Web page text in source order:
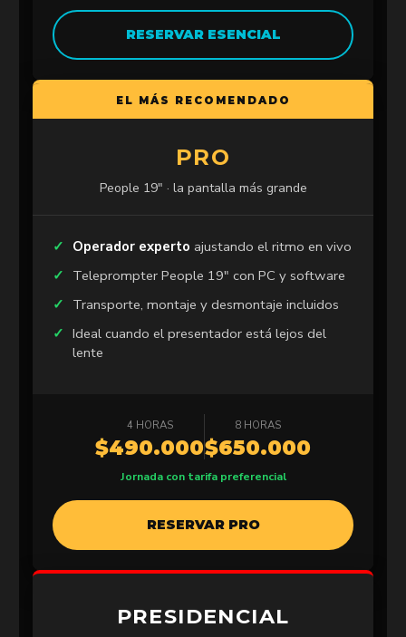
RESERVAR ESENCIAL
EL MÁS RECOMENDADO
PRO
People 19″ · la pantalla más grande
Operador experto ajustando el ritmo en vivo
Teleprompter People 19″ con PC y software
Transporte, montaje y desmontaje incluidos
Ideal cuando el presentador está lejos del
lente
4 HORAS
$490.000
8 HORAS
$650.000
Jornada con tarifa preferencial
RESERVAR PRO
PRESIDENCIAL